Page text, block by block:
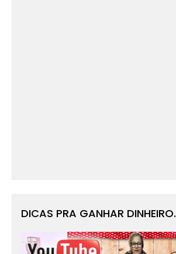
DICAS PRA GANHAR DINHEIRO.